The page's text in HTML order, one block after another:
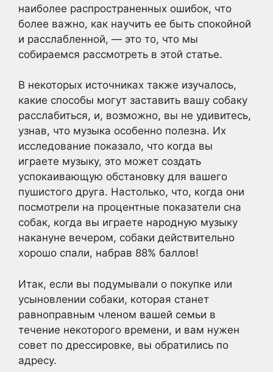
наиболее распространенных ошибок, что
более важно, как научить ее быть спокойной
и расслабленной, — это то, что мы
собираемся рассмотреть в этой статье.
В некоторых источниках также изучалось,
какие способы могут заставить вашу собаку
расслабиться, и, возможно, вы не удивитесь,
узнав, что музыка особенно полезна. Их
исследование показало, что когда вы
играете музыку, это может создать
успокаивающую обстановку для вашего
пушистого друга. Настолько, что, когда они
посмотрели на процентные показатели сна
собак, когда вы играете народную музыку
накануне вечером, собаки действительно
хорошо спали, набрав 88% баллов!
Итак, если вы подумывали о покупке или
усыновлении собаки, которая станет
равноправным членом вашей семьи в
течение некоторого времени, и вам нужен
совет по дрессировке, вы обратились по
адресу.